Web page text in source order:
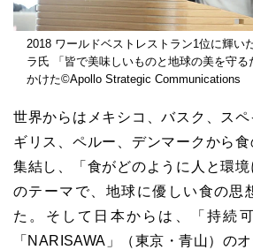
2018 ワールドベストレストラン1位に輝
ラ氏 「皆で美味しいものと地球の美を守る
かけた©Apollo Strategic Communications
世界からはメキシコ、バスク、ス
ギリス、ペルー、デンマークから
集結し、「食がどのように人と環境
のテーマで、地球に優しい食の思
た。そして日本からは、「持続
「NARISAWA」（東京・青山）の